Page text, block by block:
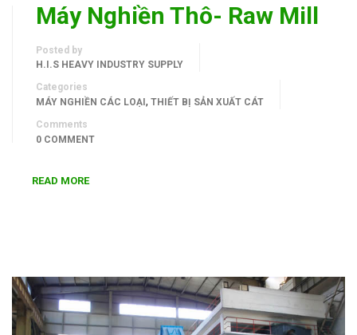
Máy Nghiền Thô- Raw Mill
Posted by
H.I.S HEAVY INDUSTRY SUPPLY
Categories
MÁY NGHIỀN CÁC LOẠI , THIẾT BỊ SẢN XUẤT CÁT
Comments
0 COMMENT
READ MORE